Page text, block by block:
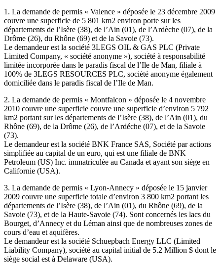
1. La demande de permis « Valence » déposée le 23 décembre 2009
couvre une superficie de 5 801 km2 environ porte sur les
départements de l’Isère (38), de l’Ain (01), de l’Ardèche (07), de la
Drôme (26), du Rhône (69) et de la Savoie (73).
Le demandeur est la société 3LEGS OIL & GAS PLC (Private
Limited Company, « société anonyme »), société à responsabilité
limitée incorporée dans le paradis fiscal de l’Ile de Man, filiale à
100% de 3LEGS RESOURCES PLC, société anonyme également
domiciliée dans le paradis fiscal de l’Ile de Man.
2. La demande de permis « Montfalcon » déposée le 4 novembre
2010 couvre une superficie couvre une superficie d’environ 5 792
km2 portant sur les départements de l’Isère (38), de l’Ain (01), du
Rhône (69), de la Drôme (26), de l’Ardéche (07), et de la Savoie
(73).
Le demandeur est la société BNK France SAS, Société par actions
simplifiée au capital de un euro, qui est une filiale de BNK
Petroleum (US) Inc. immatriculée au Canada et ayant son siège en
Californie (USA).
3. La demande de permis « Lyon-Annecy » déposée le 15 janvier
2009 couvre une superficie totale d’environ 3 800 km2 portant les
départements de l’Isère (38), de l’Ain (01), du Rhône (69), de la
Savoie (73), et de la Haute-Savoie (74). Sont concernés les lacs du
Bourget, d’Annecy et du Léman ainsi que de nombreuses zones de
cours d’eau et aquifères.
Le demandeur est la société Schuepbach Energy LLC (Limited
Liability Company), société au capital initial de 5.2 Million $ dont le
siège social est à Delaware (USA).